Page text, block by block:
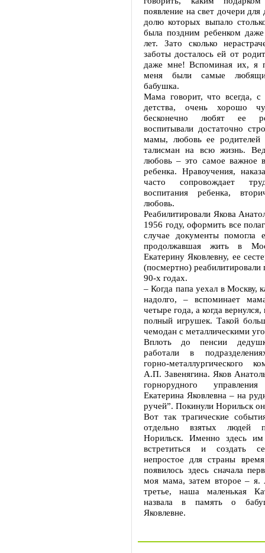
появление на свет дочери для
долю которых выпало
была поздним ребенком
лет. Зато сколько
заботы досталось ей от
даже мне! Вспоминая их, я
меня были самые
бабушка.
Мама говорит, что всегда, с
детства, очень хорошо
бесконечно любят ее
воспитывали достаточно
мамы, любовь ее родителей
талисман на всю жизнь.
любовь – это самое важное
ребенка. Нравоучения,
часто сопровождает
воспитания ребенка,
любовь.
Реабилитировали Якова
1956 году, оформить все
случае документы помогла
продолжавшая жить в
Екатерину Яковлевну, ее
(посмертно) реабилитировали
90-х годах.
– Когда папа уехал в Москву,
надолго, – вспоминает
четыре года, а когда
полный игрушек. Такой
чемодан с металлическими
Вплоть до пенсии
работали в
горно-металлургического
А.П. Завенягина. Яков
горнорудного
Екатерина Яковлевна – на
ручей”. Покинули Норильск
Вот так трагические
отдельно взятых людей
Норильск. Именно здесь
встретиться и создать
непростое для страны
появилось здесь сначала
моя мама, затем второе –
третье, наша маленькая
назвала в память о
Яковлевне.